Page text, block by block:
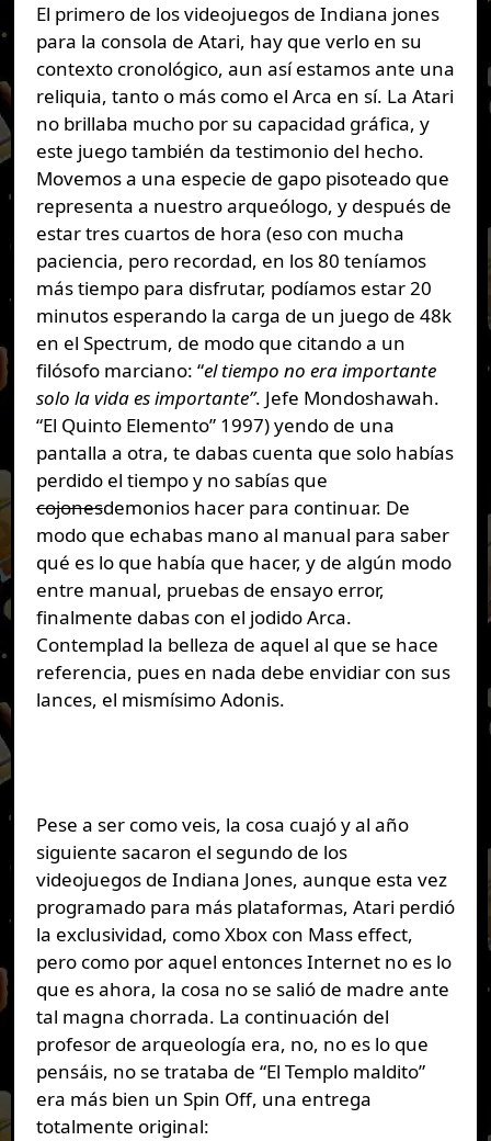
El primero de los videojuegos de Indiana jones
para la consola de Atari, hay que verlo en su
contexto cronológico, aun así estamos ante una
reliquia, tanto o más como el Arca en sí. La Atari
no brillaba mucho por su capacidad gráfica, y
este juego también da testimonio del hecho.
Movemos a una especie de gapo pisoteado que
representa a nuestro arqueólogo, y después de
estar tres cuartos de hora (eso con mucha
paciencia, pero recordad, en los 80 teníamos
más tiempo para disfrutar, podíamos estar 20
minutos esperando la carga de un juego de 48k
en el Spectrum, de modo que citando a un
filósofo marciano: “el tiempo no era importante
solo la vida es importante”. Jefe Mondoshawah.
“El Quinto Elemento” 1997) yendo de una
pantalla a otra, te dabas cuenta que solo habías
perdido el tiempo y no sabías que
cojonesdemonios hacer para continuar. De
modo que echabas mano al manual para saber
qué es lo que había que hacer, y de algún modo
entre manual, pruebas de ensayo error,
finalmente dabas con el jodido Arca.
Contemplad la belleza de aquel al que se hace
referencia, pues en nada debe envidiar con sus
lances, el mismísimo Adonis.
Pese a ser como veis, la cosa cuajó y al año
siguiente sacaron el segundo de los
videojuegos de Indiana Jones, aunque esta vez
programado para más plataformas, Atari perdió
la exclusividad, como Xbox con Mass effect,
pero como por aquel entonces Internet no es lo
que es ahora, la cosa no se salió de madre ante
tal magna chorrada. La continuación del
profesor de arqueología era, no, no es lo que
pensáis, no se trataba de “El Templo maldito”
era más bien un Spin Off, una entrega
totalmente original: